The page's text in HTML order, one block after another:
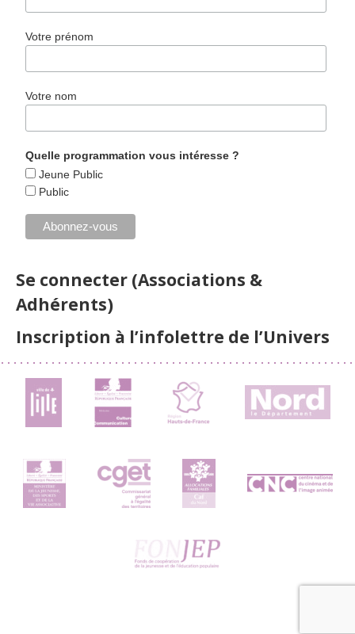
Votre prénom
Votre nom
Quelle programmation vous intéresse ?
Jeune Public
Public
Se connecter (Associations &
Adhérents)
Inscription à l’infolettre de l’Univers